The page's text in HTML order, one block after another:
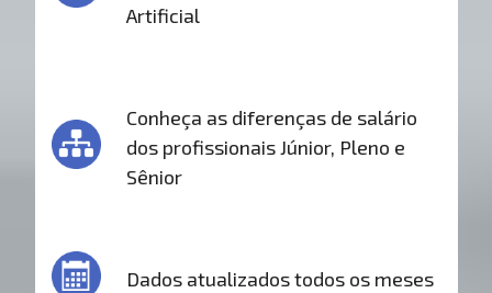
Artificial
Conheça as diferenças de salário
dos profissionais Júnior, Pleno e
Sênior
Dados atualizados todos os meses